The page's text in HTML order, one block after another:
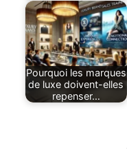
Pourquoi les marques
de luxe doivent-elles
repenser…